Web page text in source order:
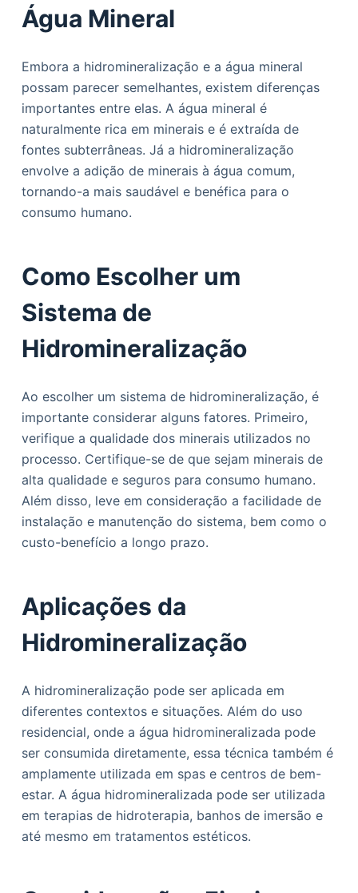
Água Mineral
Embora a hidromineralização e a água mineral
possam parecer semelhantes, existem diferenças
importantes entre elas. A água mineral é
naturalmente rica em minerais e é extraída de
fontes subterrâneas. Já a hidromineralização
envolve a adição de minerais à água comum,
tornando-a mais saudável e benéfica para o
consumo humano.
Como Escolher um
Sistema de
Hidromineralização
Ao escolher um sistema de hidromineralização, é
importante considerar alguns fatores. Primeiro,
verifique a qualidade dos minerais utilizados no
processo. Certifique-se de que sejam minerais de
alta qualidade e seguros para consumo humano.
Além disso, leve em consideração a facilidade de
instalação e manutenção do sistema, bem como o
custo-benefício a longo prazo.
Aplicações da
Hidromineralização
A hidromineralização pode ser aplicada em
diferentes contextos e situações. Além do uso
residencial, onde a água hidromineralizada pode
ser consumida diretamente, essa técnica também é
amplamente utilizada em spas e centros de bem-
estar. A água hidromineralizada pode ser utilizada
em terapias de hidroterapia, banhos de imersão e
até mesmo em tratamentos estéticos.